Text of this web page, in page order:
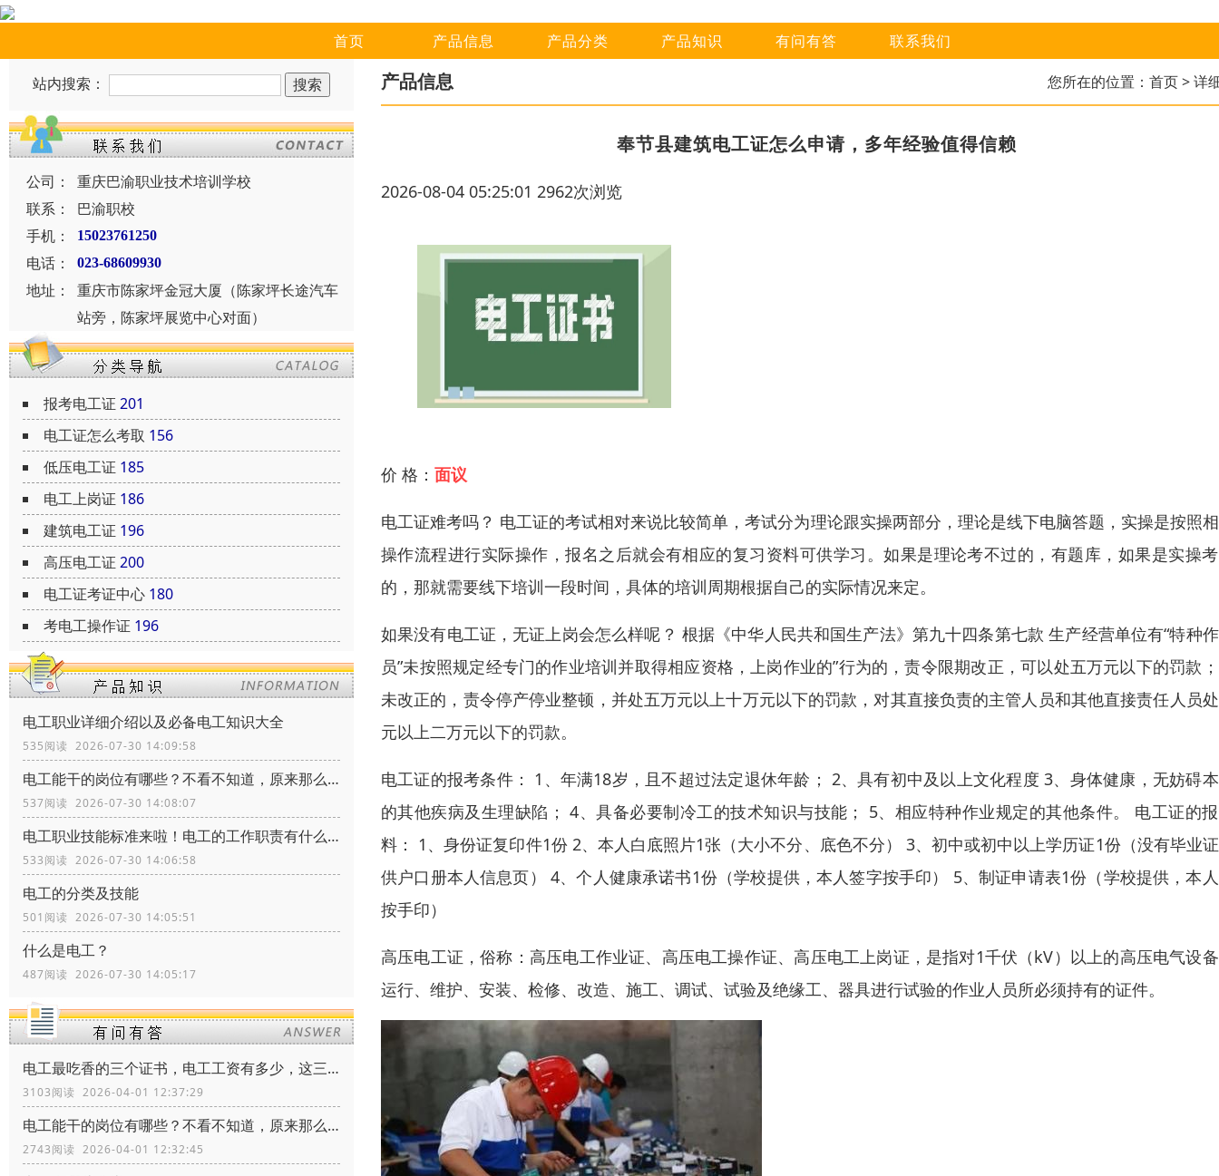
首页 产品信息 产品分类 产品知识 有问有答 联系我们
站内搜索：
公司：
重庆巴渝职业技术培训学校
联系：
巴渝职校
手机：
15023761250
电话： 023-68609930
地址：
重庆市陈家坪金冠大厦（陈家坪长途汽车
站旁，陈家坪展览中心对面）
报考电工证 201
电工证怎么考取 156
低压电工证 185
电工上岗证 186
建筑电工证 196
高压电工证 200
电工证考证中心 180
考电工操作证 196
电工职业详细介绍以及必备电工知识大全
535阅读 2026-07-30 14:09:58
电工能干的岗位有哪些？不看不知道，原来那么多
537阅读 2026-07-30 14:08:07
电工职业技能标准来啦！​电工的工作职责有什么？电工证书怎么考？
533阅读 2026-07-30 14:06:58
电工的分类及技能
501阅读 2026-07-30 14:05:51
什么是电工？
487阅读 2026-07-30 14:05:17
电工最吃香的三个证书，电工工资有多少，这三个证书让你月薪多少
3103阅读 2026-04-01 12:37:29
电工能干的岗位有哪些？不看不知道，原来那么多
2743阅读 2026-04-01 12:32:45
产品信息 您所在的位置： 首页> 详
奉节县建筑电工证怎么申请，多年经验值得信赖
2026-08-04 05:25:01 2962次浏览
价 格： 面议
电工证难考吗？ 电工证的考试相对来说比较简单，考试分为理论跟实操两部分，理论是线下电脑答题，实操是按照
操作流程进行实际操作，报名之后就会有相应的复习资料可供学习。如果是理论考不过的，有题库，如果是实操
的，那就需要线下培训一段时间，具体的培训周期根据自己的实际情况来定。
如果没有电工证，无证上岗会怎么样呢？ 根据《中华人民共和国生产法》第九十四条第七款 生产经营单位有“特种
员”未按照规定经专门的作业培训并取得相应资格，上岗作业的”行为的，责令限期改正，可以处五万元以下的罚款
未改正的，责令停产停业整顿，并处五万元以上十万元以下的罚款，对其直接负责的主管人员和其他直接责任人员
元以上二万元以下的罚款。
电工证的报考条件： 1、年满18岁，且不超过法定退休年龄； 2、具有初中及以上文化程度 3、身体健康，无妨碍
的其他疾病及生理缺陷； 4、具备必要制冷工的技术知识与技能； 5、相应特种作业规定的其他条件。 电工证的
料： 1、身份证复印件1份 2、本人白底照片1张（大小不分、底色不分） 3、初中或初中以上学历证1份（没有毕业
供户口册本人信息页） 4、个人健康承诺书1份（学校提供，本人签字按手印） 5、制证申请表1份（学校提供，本
按手印）
高压电工证，俗称：高压电工作业证、高压电工操作证、高压电工上岗证，是指对1千伏（kV）以上的高压电气设
运行、维护、安装、检修、改造、施工、调试、试验及绝缘工、器具进行试验的作业人员所必须持有的证件。